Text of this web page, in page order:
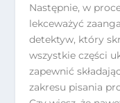
Następnie, w
lekceważyć
detektyw, który
wszystkie części
zapewnić
zakresu pisania